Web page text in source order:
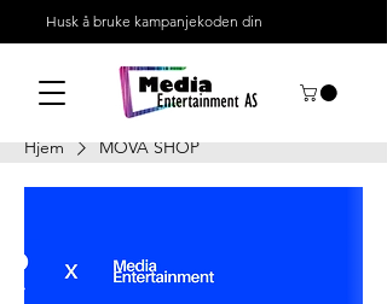
Husk å bruke kampanjekoden din
Hjem MOVA SHOP